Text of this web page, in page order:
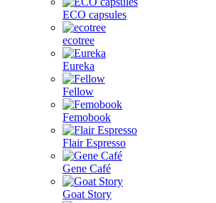
ECO capsules
ecotree
Eureka
Fellow
Femobook
Flair Espresso
Gene Café
Goat Story